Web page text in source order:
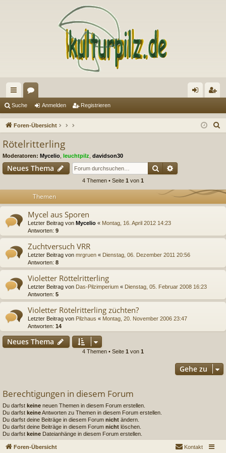
ch
ne
riff
en m ist
Suche Anmelden Registrieren
Foren-Übersicht
Rötelritterling
Moderatoren: Mycelio leuchtpilz davidson30
Neues Thema Suche
4 Themen • Seite 1 von 1
Themen
Mycel aus Sporen
Letzter Beitrag von Mycelio « Montag, 16. April 2012 14:23
Antworten: 9
Zuchtversuch VRR
Letzter Beitrag von mrgruen « Dienstag, 06. Dezember 2011 20:56
Antworten: 8
Violetter Röttelritterling
Letzter Beitrag von Das-Pilzimperium « Dienstag, 05. Februar 2008 16:23
Antworten: 5
Violetter Rötelritterling züchten?
Letzter Beitrag von Pilzhaus « Montag, 20. November 2006 23:47
Antworten: 14
Neues Thema
4 Themen • Seite 1 von 1
Gehe zu
Berechtigungen in diesem Forum
Du darfst keine neuen Themen in diesem Forum erstellen.
Du darfst keineAntworten zu Themen in diesem Forum erstellen.
Du darfst deine Beiträge in diesem Forum nicht ändern.
Du darfst deine Beiträge in diesem Forum nicht löschen.
Du darfst keine Dateianhänge in diesem Forum erstellen.
Foren-Übersicht Kontakt